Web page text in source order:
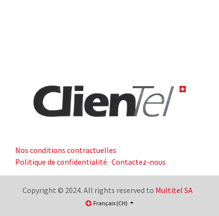
Nos conditions contractuelles
Politique de confidentialité Contactez-nous
Copyright © 2024. All rights reserved to Multitel SA
Français (CH)